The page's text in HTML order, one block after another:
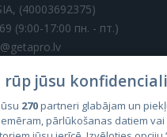
(40003692375)
(9:00-17:00 пн. - пт.)
rūp jūsu
270partneri glabājam un
pārlūkošanas datiem